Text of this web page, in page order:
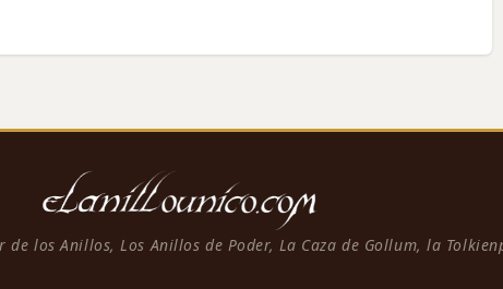
de los Anillos, Los Anillos de Poder, La Caza de Gollum, la